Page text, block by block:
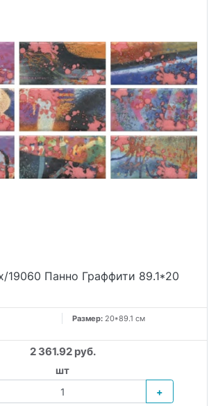
19060 Панно Граффити 89.1*20
Размер: 20*89.1 см
2 361.92 руб.
шт
+